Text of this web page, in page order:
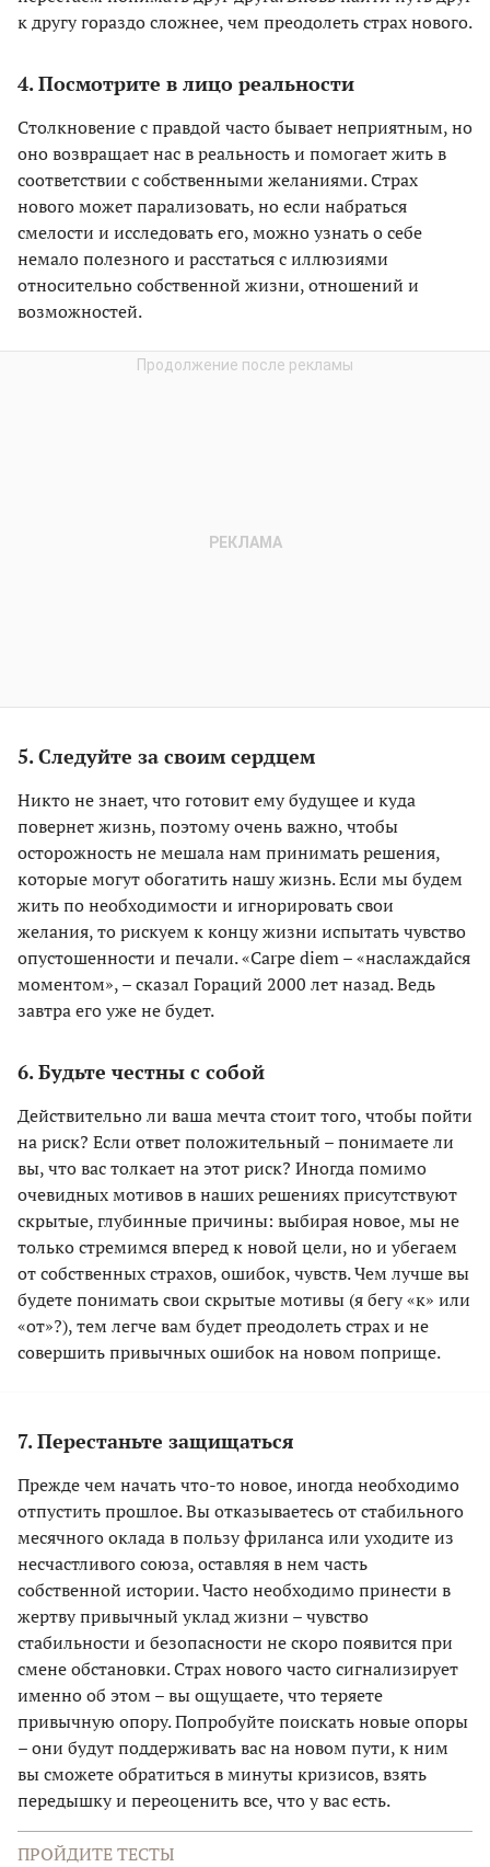
к другу гораздо сложнее, чем преодолеть страх нового.
4. Посмотрите в лицо реальности
Столкновение с правдой часто бывает неприятным, но
оно возвращает нас в реальность и помогает жить в
соответствии с собственными желаниями. Страх
нового может парализовать, но если набраться
смелости и исследовать его, можно узнать о себе
немало полезного и расстаться с иллюзиями
относительно собственной жизни, отношений и
возможностей.
5. Следуйте за своим сердцем
Никто не знает, что готовит ему будущее и куда
повернет жизнь, поэтому очень важно, чтобы
осторожность не мешала нам принимать решения,
которые могут обогатить нашу жизнь. Если мы будем
жить по необходимости и игнорировать свои
желания, то рискуем к концу жизни испытать чувство
опустошенности и печали. «Сarpe diem – «наслаждайся
моментом», – сказал Гораций 2000 лет назад. Ведь
завтра его уже не будет.
6. Будьте честны с собой
Действительно ли ваша мечта стоит того, чтобы пойти
на риск? Если ответ положительный – понимаете ли
вы, что вас толкает на этот риск? Иногда помимо
очевидных мотивов в наших решениях присутствуют
скрытые, глубинные причины: выбирая новое, мы не
только стремимся вперед к новой цели, но и убегаем
от собственных страхов, ошибок, чувств. Чем лучше вы
будете понимать свои скрытые мотивы (я бегу «к» или
«от»?), тем легче вам будет преодолеть страх и не
совершить привычных ошибок на новом поприще.
7. Перестаньте защищаться
Прежде чем начать что-то новое, иногда необходимо
отпустить прошлое. Вы отказываетесь от стабильного
месячного оклада в пользу фриланса или уходите из
несчастливого союза, оставляя в нем часть
собственной истории. Часто необходимо принести в
жертву привычный уклад жизни – чувство
стабильности и безопасности не скоро появится при
смене обстановки. Страх нового часто сигнализирует
именно об этом – вы ощущаете, что теряете
привычную опору. Попробуйте поискать новые опоры
– они будут поддерживать вас на новом пути, к ним
вы сможете обратиться в минуты кризисов, взять
передышку и переоценить все, что у вас есть.
ПРОЙДИТЕ ТЕСТЫ